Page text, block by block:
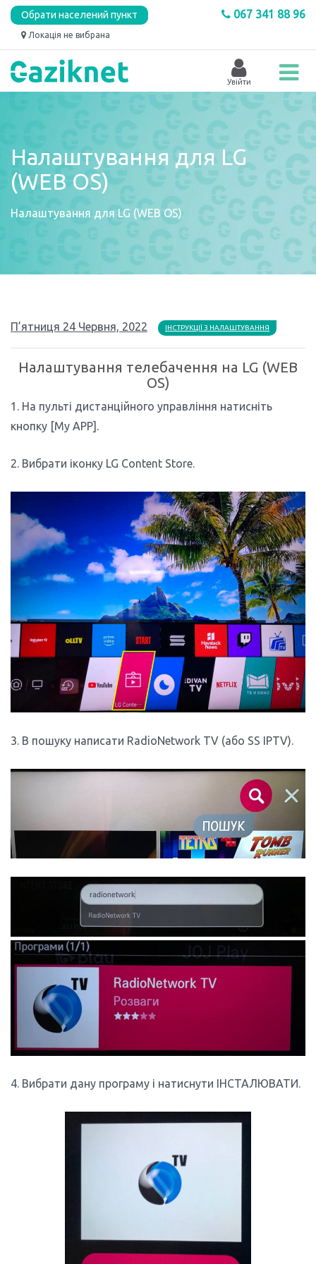
067 341 88 96
Обрати населений пункт
Локація не вибрана
Налаштування для LG
(WEB OS)
Налаштування для LG (WEB OS)
П’ятниця 24 Червня, 2022 ІНСТРУКЦІЇ З НАЛАШТУВАННЯ
Налаштування телебачення на LG (WEB
OS)
1. На пульті дистанційного управління натисніть
кнопку [My APP].
2. Вибрати іконку LG Content Store.
3. В пошуку написати RadioNetwork TV (або SS IPTV).
4. Вибрати дану програму і натиснути ІНСТАЛЮВАТИ.